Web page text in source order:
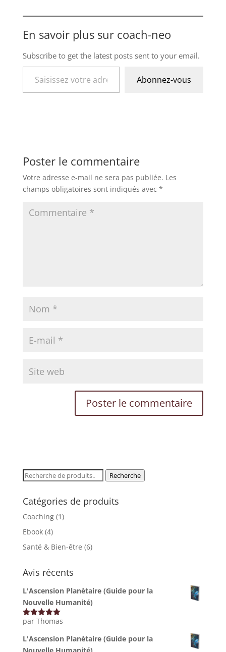
En savoir plus sur coach-neo
Subscribe to get the latest posts sent to your email.
Saisissez votre adresse e-mail…
Abonnez-vous
Poster le commentaire
Votre adresse e-mail ne sera pas publiée. Les
champs obligatoires sont indiqués avec *
Recherche
Recherche
Catégories de produits
Coaching (1)
Ebook (4)
Santé & Bien-être (6)
Avis récents
L'Ascension Planètaire (Guide pour la
Nouvelle Humanité)
Note 5sur
par Thomas
L'Ascension Planètaire (Guide pour la
Éveillez Votre Conscience
inspirations pour votre transformation
VOTRE EMAIL